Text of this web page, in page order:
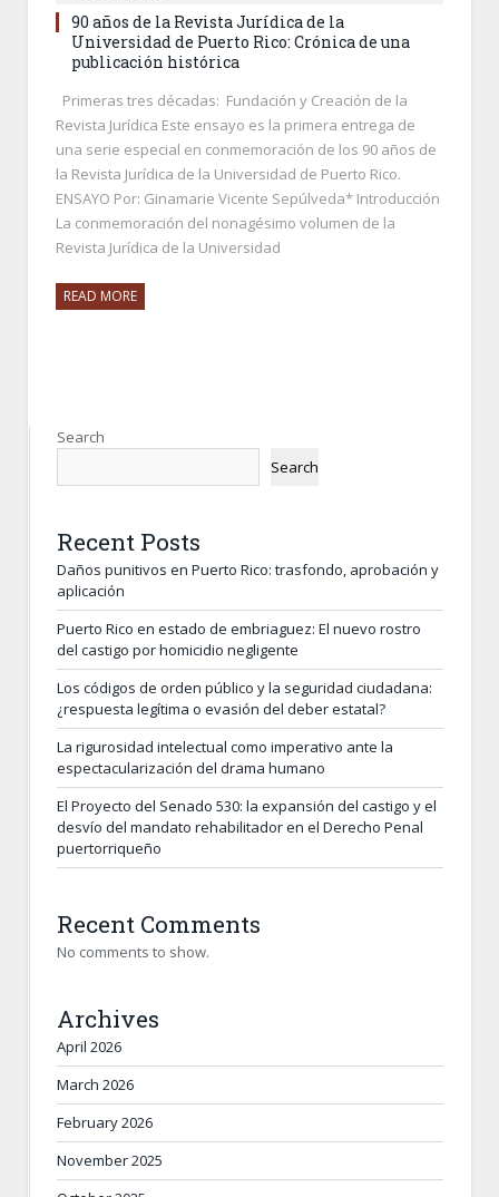
90 años de la Revista Jurídica de la
Universidad de Puerto Rico: Crónica de una
publicación histórica
Primeras tres décadas: Fundación y Creación de la
Revista Jurídica Este ensayo es la primera entrega de
una serie especial en conmemoración de los 90 años de
la Revista Jurídica de la Universidad de Puerto Rico.
ENSAYO Por: Ginamarie Vicente Sepúlveda* Introducción
La conmemoración del nonagésimo volumen de la
Revista Jurídica de la Universidad
READ MORE
Search
Search
Recent Posts
Daños punitivos en Puerto Rico: trasfondo, aprobación y
aplicación
Puerto Rico en estado de embriaguez: El nuevo rostro
del castigo por homicidio negligente
Los códigos de orden público y la seguridad ciudadana:
¿respuesta legítima o evasión del deber estatal?
La rigurosidad intelectual como imperativo ante la
espectacularización del drama humano
El Proyecto del Senado 530: la expansión del castigo y el
desvío del mandato rehabilitador en el Derecho Penal
puertorriqueño
Recent Comments
No comments to show.
Archives
April 2026
March 2026
February 2026
November 2025